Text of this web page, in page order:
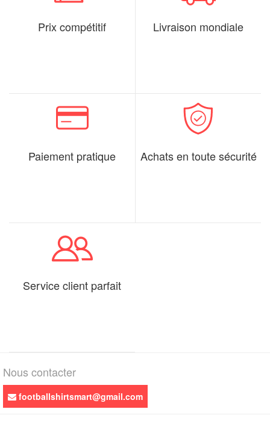
Prix compétitif Livraison mondiale
Paiement pratique Achats en toute sécurité
Service client parfait
Nous contacter
footballshirtsmart@gmail.com